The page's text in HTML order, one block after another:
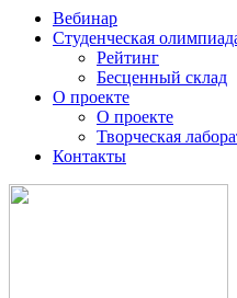
Вебинар
Студенческая
Рейтинг
Бесценный склад
О проекте
О проекте
Творческая
Контакты